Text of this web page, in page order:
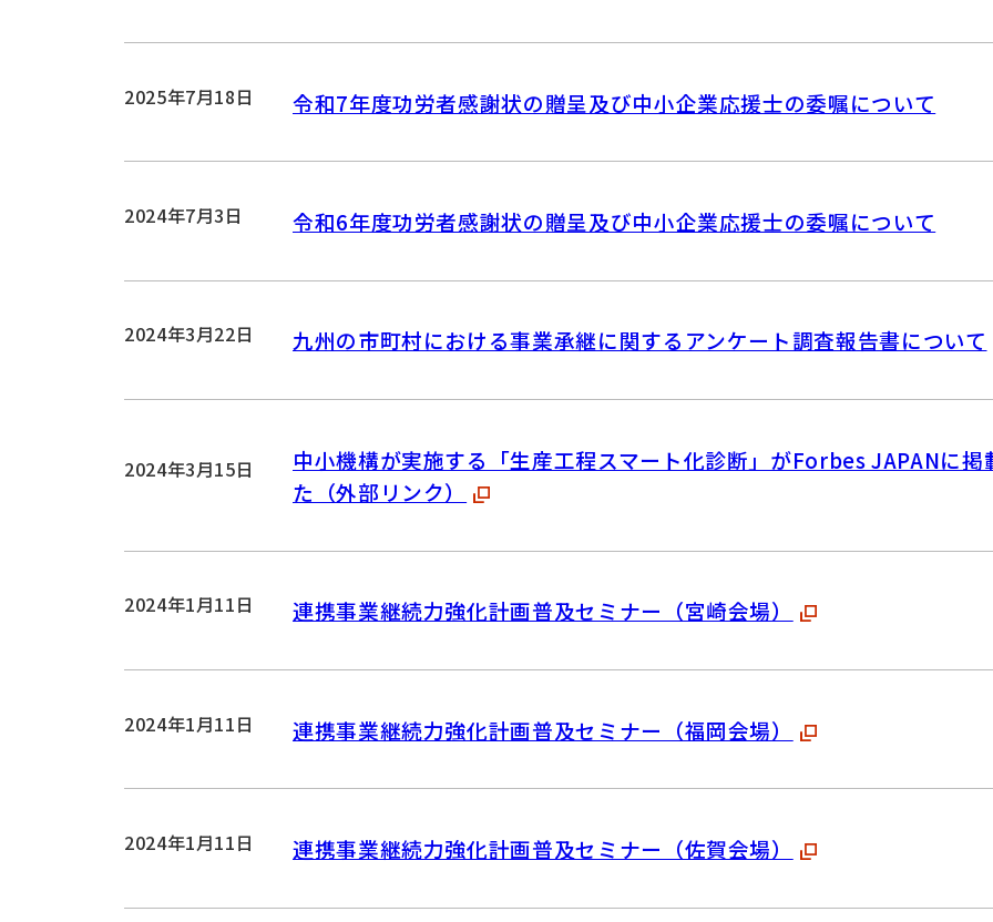
2025年7月18日 令和7年度功労者感謝状の贈呈及び中小企業応援士の委嘱について
2024年7月3日 令和6年度功労者感謝状の贈呈及び中小企業応援士の委嘱について
2024年3月22日 九州の市町村における事業承継に関するアンケート調査報告書について
2024年3月15日
中小機構が実施する「生産工程スマート化診断」がForbes JAPANに掲
た（外部リンク）
2024年1月11日 連携事業継続力強化計画普及セミナー（宮崎会場）
2024年1月11日 連携事業継続力強化計画普及セミナー（福岡会場）
2024年1月11日 連携事業継続力強化計画普及セミナー（佐賀会場）